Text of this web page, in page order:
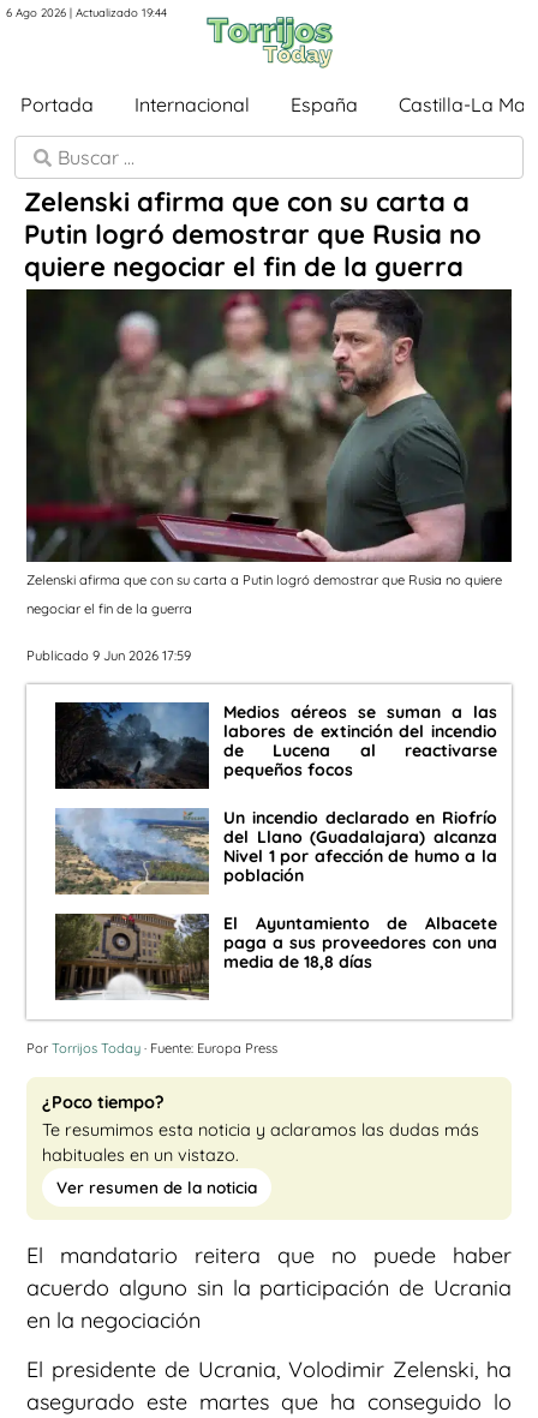
6 Ago 2026 | Actualizado 19:44
Portada Internacional España Castilla-La
Zelenski afirma que con su carta a
Putin logró demostrar que Rusia no
quiere negociar el fin de la guerra
Zelenski afirma que con su carta a Putin logró demostrar que Rusia no quiere
negociar el fin de la guerra
Publicado 9 Jun 2026 17:59
Medios aéreos se suman a las
labores de extinción del incendio
de Lucena al reactivarse
pequeños focos
Un incendio declarado en Riofrío
del Llano (Guadalajara) alcanza
Nivel 1 por afección de humo a la
población
El Ayuntamiento de Albacete
paga a sus proveedores con una
media de 18,8 días
Por Torrijos Today · Fuente: Europa Press
¿Poco tiempo?
Te resumimos esta noticia y aclaramos las dudas más
habituales en un vistazo.
Ver resumen de la noticia
El mandatario reitera que no puede haber
acuerdo alguno sin la participación de Ucrania
en la negociación
El presidente de Ucrania, Volodimir Zelenski, ha
asegurado este martes que ha conseguido lo